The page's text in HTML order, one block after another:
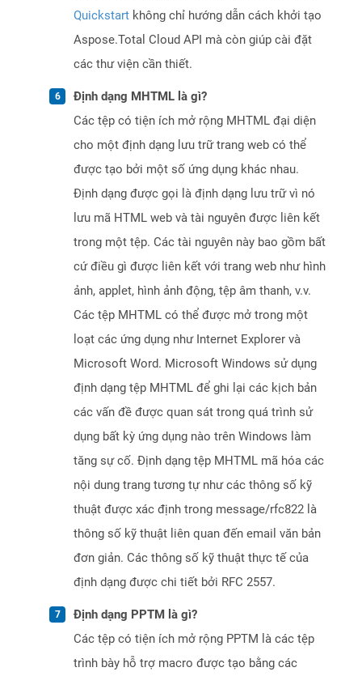
Quickstart không chỉ hướng dẫn cách khởi tạo
Aspose.Total Cloud API mà còn giúp cài đặt
các thư viện cần thiết.
Định dạng MHTML là gì?
Các tệp có tiện ích mở rộng MHTML đại diện
cho một định dạng lưu trữ trang web có thể
được tạo bởi một số ứng dụng khác nhau.
Định dạng được gọi là định dạng lưu trữ vì nó
lưu mã HTML web và tài nguyên được liên kết
trong một tệp. Các tài nguyên này bao gồm bất
cứ điều gì được liên kết với trang web như hình
ảnh, applet, hình ảnh động, tệp âm thanh, v.v.
Các tệp MHTML có thể được mở trong một
loạt các ứng dụng như Internet Explorer và
Microsoft Word. Microsoft Windows sử dụng
định dạng tệp MHTML để ghi lại các kịch bản
các vấn đề được quan sát trong quá trình sử
dụng bất kỳ ứng dụng nào trên Windows làm
tăng sự cố. Định dạng tệp MHTML mã hóa các
nội dung trang tương tự như các thông số kỹ
thuật được xác định trong message/rfc822 là
thông số kỹ thuật liên quan đến email văn bản
đơn giản. Các thông số kỹ thuật thực tế của
định dạng được chi tiết bởi RFC 2557.
Định dạng PPTM là gì?
Các tệp có tiện ích mở rộng PPTM là các tệp
trình bày hỗ trợ macro được tạo bằng các